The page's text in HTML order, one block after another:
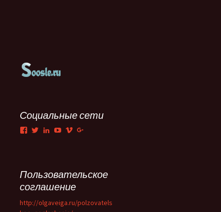
Социальные сети
Facebook
TwitterLinkedIn
YouTube
Vimeo
Пользовательское
соглашение
http://olgaveiga.ru/polzovatels